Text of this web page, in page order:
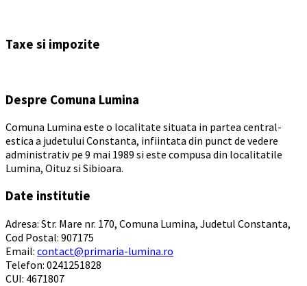
calendar
Taxe si impozite
Despre Comuna Lumina
Comuna Lumina este o localitate situata in partea central-
estica a judetului Constanta, infiintata din punct de vedere
administrativ pe 9 mai 1989 si este compusa din localitatile
Lumina, Oituz si Sibioara.
Date institutie
Adresa: Str. Mare nr. 170, Comuna Lumina, Judetul Constanta,
Cod Postal: 907175
Email: contact@primaria-lumina.ro
Telefon: 0241251828
CUI: 4671807